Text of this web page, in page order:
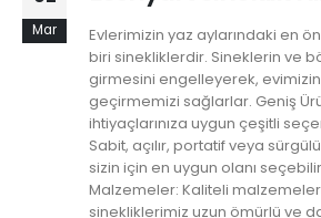
Mar
Evlerimizin yaz aylarındaki en
biri sinekliklerdir. Sineklerin ve
girmesini engelleyerek,
geçirmemizi sağlarlar. Geniş
ihtiyaçlarınıza uygun çeşitli
Sabit, açılır, portatif veya
sizin için en uygun olanı
Malzemeler: Kaliteli
sinekliklerimiz uzun ömürlü ve